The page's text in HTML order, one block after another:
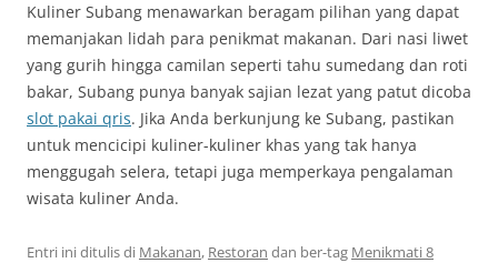
Kuliner Subang menawarkan beragam pilihan yang dapat
memanjakan lidah para penikmat makanan. Dari nasi liwet
yang gurih hingga camilan seperti tahu sumedang dan roti
bakar, Subang punya banyak sajian lezat yang patut dicoba
slot pakai qris. Jika Anda berkunjung ke Subang, pastikan
untuk mencicipi kuliner-kuliner khas yang tak hanya
menggugah selera, tetapi juga memperkaya pengalaman
wisata kuliner Anda.
Entri ini ditulis di Makanan, Restoran dan ber-tag Menikmati 8